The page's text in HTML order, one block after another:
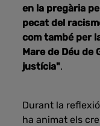
en la pregària
pecat del
com també per
Mare de Déu
justícia".
Durant la
ha animat els